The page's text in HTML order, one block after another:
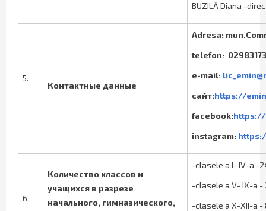
BUZILĂ Diana -
5.
Контактные данные
Adresa:
telefon:
e-mail:
сайт:https://
facebook:https://
instagram:
6.
Количество классов и
учащихся в разрезе
начального, гимназического,
-clasele a I- IV-a -
-clasele a V- IX-a -
-clasele a X-XII-a